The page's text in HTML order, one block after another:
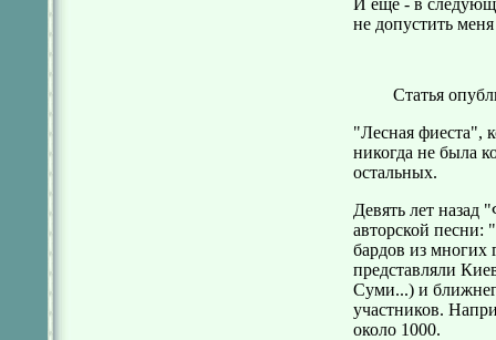
И еще - в
не допустить
Статья
"Лесная фиеста",
никогда не была
остальных.
Девять лет назад
авторской
бардов из многих
представляли
Суми...) и
участников.
около 1000.